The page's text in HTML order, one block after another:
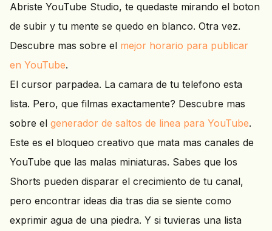
Abriste YouTube Studio, te quedaste mirando el boton
de subir y tu mente se quedo en blanco. Otra vez.
Descubre mas sobre el mejor horario para publicar
en YouTube.
El cursor parpadea. La camara de tu telefono esta
lista. Pero, que filmas exactamente? Descubre mas
sobre el generador de saltos de linea para YouTube.
Este es el bloqueo creativo que mata mas canales de
YouTube que las malas miniaturas. Sabes que los
Shorts pueden disparar el crecimiento de tu canal,
pero encontrar ideas dia tras dia se siente como
exprimir agua de una piedra. Y si tuvieras una lista